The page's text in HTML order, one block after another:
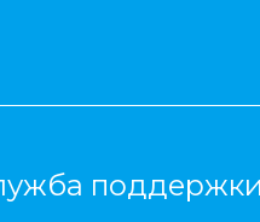
поддержки